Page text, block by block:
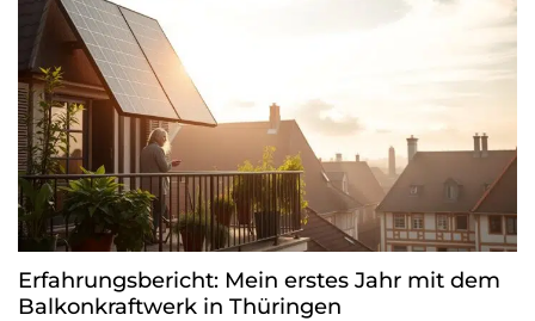
Erfahrungsbericht: Mein erstes Jahr mit dem
Balkonkraftwerk in Thüringen